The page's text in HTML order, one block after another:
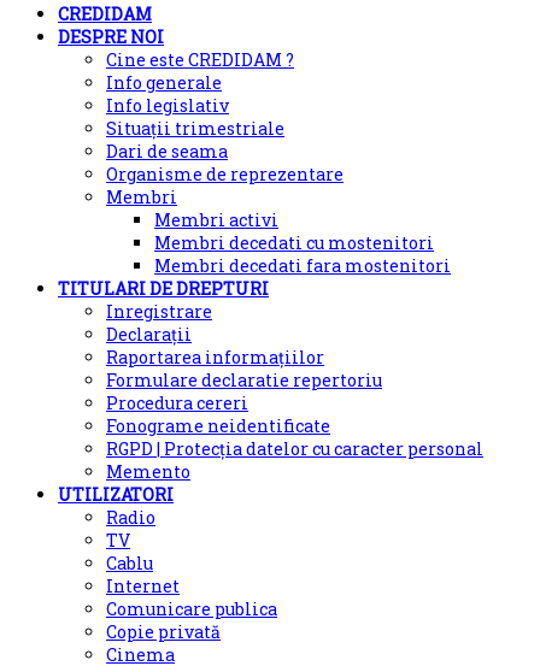
CREDIDAM
DESPRE NOI
Cine este CREDIDAM ?
Info generale
Info legislativ
Situații trimestriale
Dari de seama
Organisme de reprezentare
Membri
Membri activi
Membri decedati cu mostenitori
Membri decedati fara mostenitori
TITULARI DE DREPTURI
Inregistrare
Declarații
Raportarea informațiilor
Formulare declaratie repertoriu
Procedura cereri
Fonograme neidentificate
RGPD | Protecția datelor cu caracter personal
Memento
UTILIZATORI
Radio
TV
Cablu
Internet
Comunicare publica
Copie privată
Cinema